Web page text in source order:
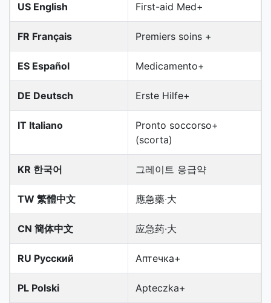
US English First-aid Med+
FR Français Premiers soins +
ES Español Medicamento+
DE Deutsch Erste Hilfe+
IT Italiano
Pronto soccorso+
(scorta)
KR 한국어 그레이트 응급약
TW 繁體中文 應急藥‧大
CN 簡体中文 应急药·大
RU Русский Аптечка+
PL Polski Apteczka+